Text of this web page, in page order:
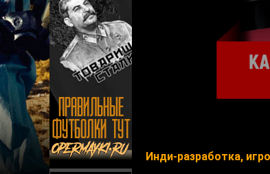
Инди-разработка,